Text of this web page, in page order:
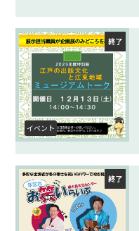
終了
イベント
終了